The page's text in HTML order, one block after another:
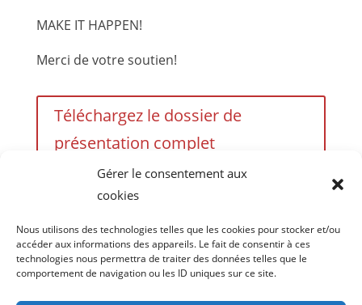
Gérer le consentement aux
cookies
Nous utilisons des technologies telles que les cookies pour stocker et/ou
accéder aux informations des appareils. Le fait de consentir à ces
technologies nous permettra de traiter des données telles que le
comportement de navigation ou les ID uniques sur ce site.
MAKE IT HAPPEN!
Merci de votre soutien!
Téléchargez le dossier de
présentation complet
Liste des contre-parties
Proposer une contre-partie